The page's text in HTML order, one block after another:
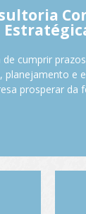
cumprir
planejamento e
prosperar da
não é
de gestão. Com
estrutura contábil
com o